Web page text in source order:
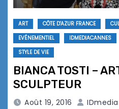
ART CÔTE D'AZUR FRANCE
EVÉNEMENTIEL
IDMEDIACANNES
STYLE DE VIE
BIANCA TOSTI –
SCULPTEUR
Août 19, 2016